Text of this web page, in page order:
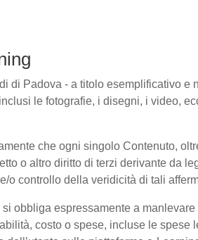
di Padova - a titolo esemplificativo
le fotografie, i disegni, i video,
che ogni singolo Contenuto,
o altro diritto di terzi derivante da
o controllo della veridicità di tali
obbliga espressamente a
costo o spese, incluse le